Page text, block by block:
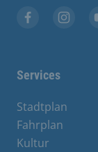
Services
Stadtplan
Fahrplan
Kultur